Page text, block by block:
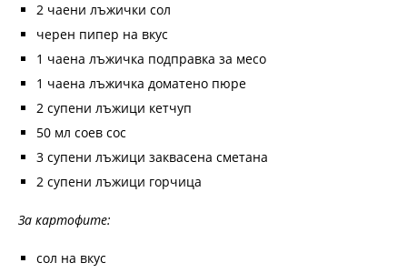
2 чаени лъжички сол
черен пипер на вкус
1 чаена лъжичка подправка за месо
1 чаена лъжичка доматено пюре
2 супени лъжици кетчуп
50 мл соев сос
3 супени лъжици заквасена сметана
2 супени лъжици горчица
За картофите:
сол на вкус